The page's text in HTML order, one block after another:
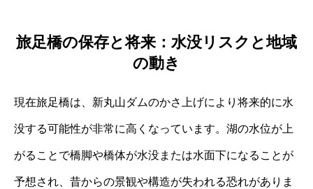
旅足橋の保存と将来：水没リスクと地域
の動き
現在旅足橋は、新丸山ダムのかさ上げにより将来的に水
没する可能性が非常に高くなっています。湖の水位が上
がることで橋脚や橋体が水没または水面下になることが
予想され、昔からの景観や構造が失われる恐れがありま